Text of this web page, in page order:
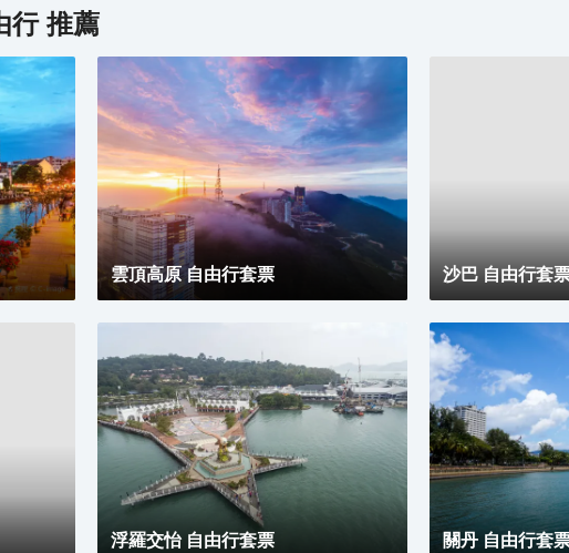
施的優待。客人可以
酒吧令人更加難忘。
和休息室盡情享受或
會議和宴會設施，包括
大宴會廳，鑽石宴會
16個功能室都配備了可
婚禮等活動的視聽設
水療中心為賓客提供一
和一流的温泉理療。客
賞KLCC公園如畫般的
行 推薦
雲頂高原 自由行套票 沙巴 自由行套
浮羅交怡 自由行套票 關丹 自由行套